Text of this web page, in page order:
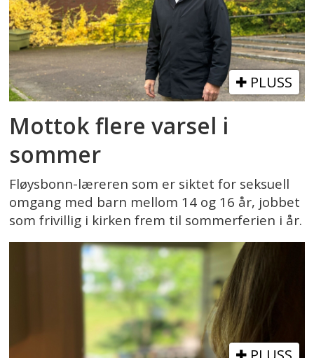
PLUSS
Mottok flere varsel i
sommer
Fløysbonn-læreren som er siktet for seksuell
omgang med barn mellom 14 og 16 år, jobbet
som frivillig i kirken frem til sommerferien i år.